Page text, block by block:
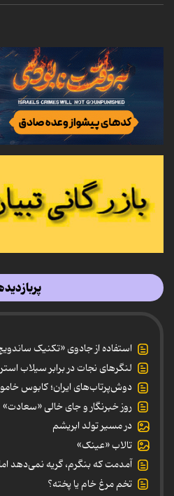
استفاده از جادوی «تکنیک
لنگرهای نجات در برابر سیلاب
دوش‌پرتاب‌های ایران؛ کابوس
روز خبرنگار و جای خالی «سعادت»
در مسیر تولد ابریشم
تالاب «عینک»
آمدمت که بنگرم، گریه نمی‌دهد
تخم مرغ خام یا پخته؟